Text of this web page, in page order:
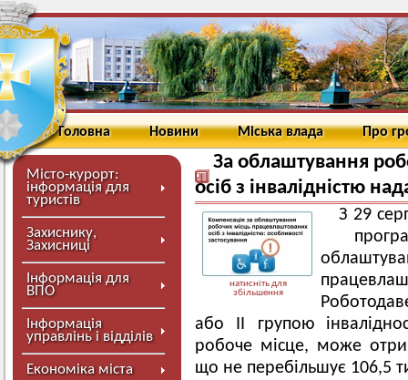
Головна Новини Міська влада Про
Місто-курорт:
інформація для
туристів
Захиснику,
Захисниці
Інформація для
ВПО
Інформація
управлінь і відділів
Економіка міста
За облаштування
осіб з інвалідністю
натисніть для
збільшення
З 29
або ІІ групою
робоче місце, може
що не перебільшує 106,5